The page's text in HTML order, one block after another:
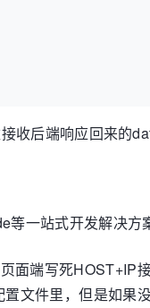
收后端响应回来的
一站式开发解决
面端写死
文件里，但是如